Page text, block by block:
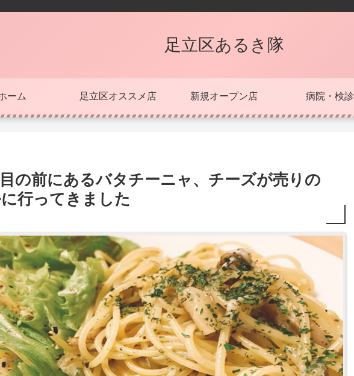
足立区あるき隊
ーム 足立区オススメ店 新規オープン店 病院・検診
の前にあるバタチーニャ、チーズが売りの
行ってきました